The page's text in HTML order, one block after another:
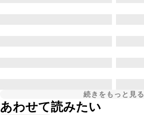
続きをもっと見る
あわせて読みたい